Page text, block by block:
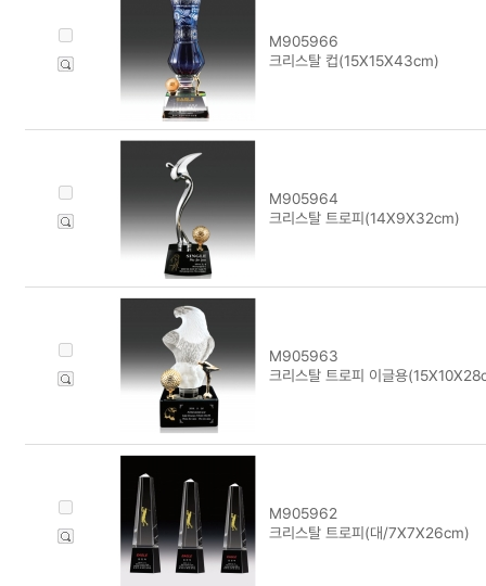
M905966
크리스탈 컵(15X15X43cm)
M905964
크리스탈 트로피(14X9X32cm)
M905963
크리스탈 트로피 이글용
M905962
크리스탈 트로피(대/7X7X26cm)